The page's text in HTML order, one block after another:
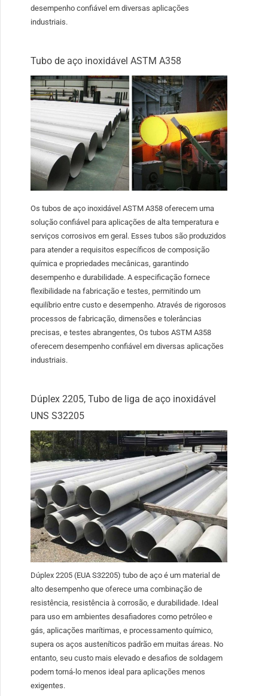
desempenho confiável em diversas aplicações
industriais.
Tubo de aço inoxidável ASTM A358
Os tubos de aço inoxidável ASTM A358 oferecem uma
solução confiável para aplicações de alta temperatura e
serviços corrosivos em geral. Esses tubos são produzidos
para atender a requisitos específicos de composição
química e propriedades mecânicas, garantindo
desempenho e durabilidade. A especificação fornece
flexibilidade na fabricação e testes, permitindo um
equilíbrio entre custo e desempenho. Através de rigorosos
processos de fabricação, dimensões e tolerâncias
precisas, e testes abrangentes, Os tubos ASTM A358
oferecem desempenho confiável em diversas aplicações
industriais.
Dúplex 2205, Tubo de liga de aço inoxidável
UNS S32205
Dúplex 2205 (EUA S32205) tubo de aço é um material de
alto desempenho que oferece uma combinação de
resistência, resistência à corrosão, e durabilidade. Ideal
para uso em ambientes desafiadores como petróleo e
gás, aplicações marítimas, e processamento químico,
supera os aços austeníticos padrão em muitas áreas. No
entanto, seu custo mais elevado e desafios de soldagem
podem torná-lo menos ideal para aplicações menos
exigentes.